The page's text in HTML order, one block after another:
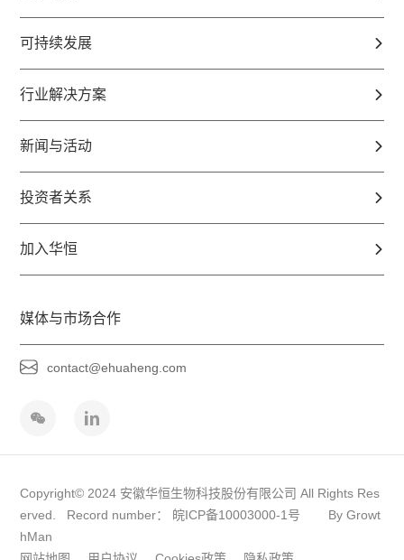
可持续发展
行业解决方案
新闻与活动
投资者关系
加入华恒
媒体与市场合作
contact@ehuaheng.com
Copyright© 2024 安徽华恒生物科技股份有限公司 All Rights Res
erved. Record number：
皖ICP备10003000-1号
By Growt
hMan